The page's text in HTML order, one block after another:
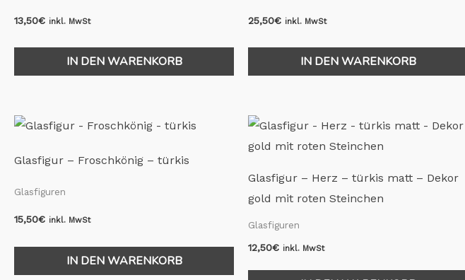
13,50€ inkl. MwSt
IN DEN WARENKORB
25,50€ inkl. MwSt
IN DEN WARENKORB
Glasfigur – Froschkönig – türkis
Glasfiguren
15,50€ inkl. MwSt
IN DEN WARENKORB
Glasfigur – Herz – türkis matt – Dekor
gold mit roten Steinchen
Glasfiguren
12,50€ inkl. MwSt